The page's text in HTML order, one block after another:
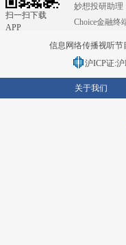
扫一扫下载
APP
妙想投研助理
Choice金融终
信息网络传播视听节
沪ICP证:沪
关于我们